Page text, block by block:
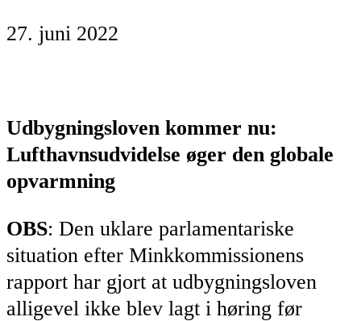
27. juni 2022
Udbygningsloven kommer nu:
Lufthavnsudvidelse øger den globale
opvarmning
OBS: Den uklare parlamentariske
situation efter Minkkommissionens
rapport har gjort at udbygningsloven
alligevel ikke blev lagt i høring før